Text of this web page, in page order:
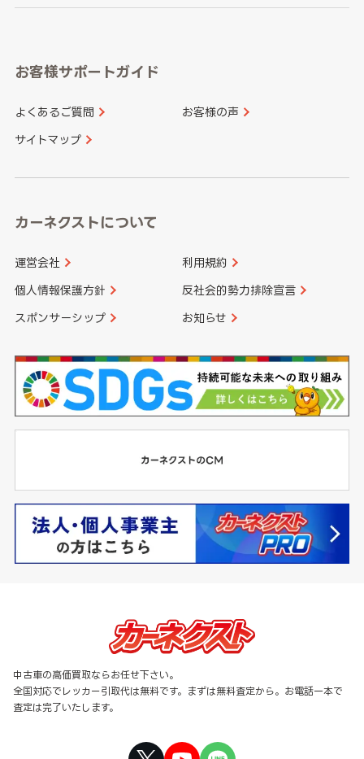
愛知県
和歌山県
山口県
香川県 愛媛県
長崎県
大分県 宮崎県
お客様サポートガイド
よくあるご質問 お客様の声
サイトマップ
カーネクストについて
運営会社 利用規約
個人情報保護方針 反社会的勢力排除宣言
スポンサーシップ お知らせ
中古車の高価買取ならお任せ下さい。
全国対応でレッカー引取代は無料です。まずは無料査定から。お電話一本で
査定は完了いたします。